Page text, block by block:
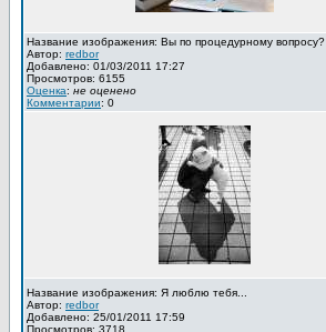
Название изображения: Вы по процедурному вопросу?
Автор: redbor
Добавлено: 01/03/2011 17:27
Просмотров: 6155
Оценка: не оценено
Комментарии: 0
Название изображения: Я люблю тебя...
Автор: redbor
Добавлено: 25/01/2011 17:59
Просмотров: 3718